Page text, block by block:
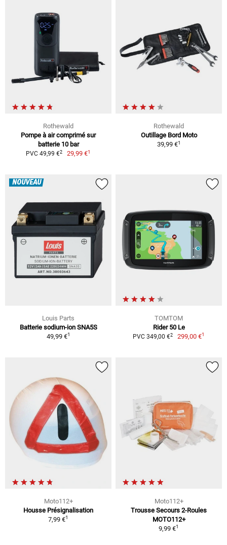
Rothewald
Pompe à air comprimé sur
batterie 10 bar
PVC 49,99 €2 29,99 €1
Rothewald
Outillage Bord Moto
39,99 €1
NOUVEAU
Louis Parts
Batterie sodium-ion SNA5S
49,99 €1
TOMTOM
Rider 50 Le
PVC 349,00 €2 299,00 €1
Moto112+
Housse Présignalisation
7,99 €1
Moto112+
Trousse Secours 2-Roules
MOTO112+
9,99 €1